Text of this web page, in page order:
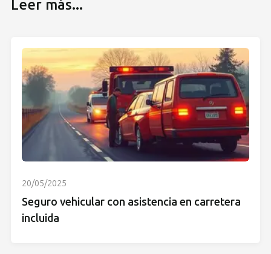
Leer más...
20/05/2025
Seguro vehicular con asistencia en carretera
incluida